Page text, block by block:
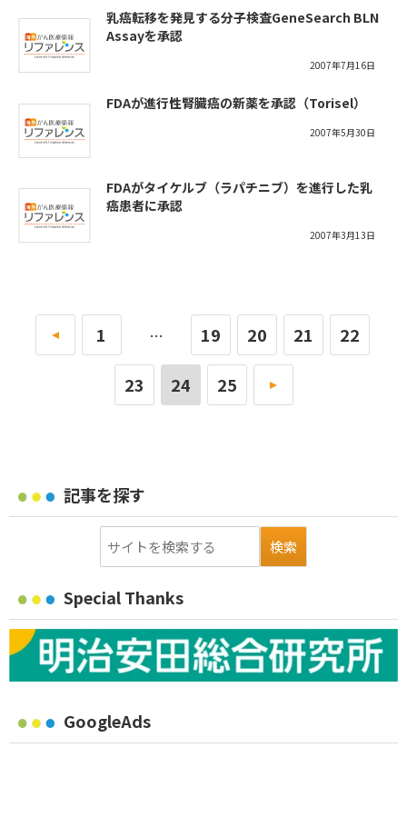
乳癌転移を発見する分子検査GeneSearch BLN
Assayを承認
2007年7月16日
FDAが進行性腎臓癌の新薬を承認（Torisel）
2007年5月30日
FDAがタイケルブ（ラパチニブ）を進行した乳
癌患者に承認
2007年3月13日
« 1 … 19 20 21 22
23 24 25 »
記事を探す
Special Thanks
GoogleAds